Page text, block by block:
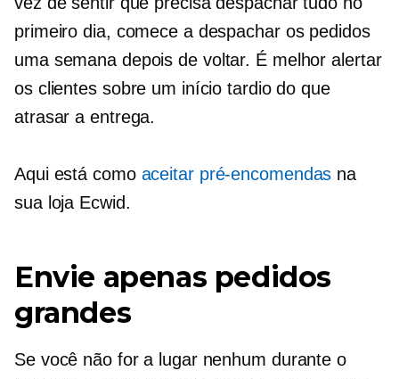
primeiro dia, comece a despachar os pedidos
uma semana depois de voltar. É melhor alertar
os clientes sobre um início tardio do que
atrasar a entrega.
Aqui está como aceitar pré-encomendas na
sua loja Ecwid.
Envie apenas pedidos
grandes
Se você não for a lugar nenhum durante o